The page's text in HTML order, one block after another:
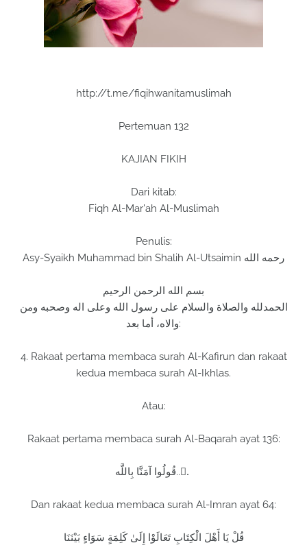
http://t.me/fiqihwanitamuslimah
Pertemuan 132
KAJIAN FIKIH
Dari kitab:
Fiqh Al-Mar'ah Al-Muslimah
Penulis:
Asy-Syaikh Muhammad bin Shalih Al-Utsaimin رحمه الله
بسم الله الرحمن الرحيم
الحمدلله والصلاة والسلام على رسول الله وعلى اله وصحبه ومن
والاه، أما بعد:
4. Rakaat pertama membaca surah Al-Kafirun dan rakaat
kedua membaca surah Al-Ikhlas.
Atau:
Rakaat pertama membaca surah Al-Baqarah ayat 136:
قُولُوا آمَنَّا بِاللَّه...ِ
Dan rakaat kedua membaca surah Al-Imran ayat 64:
قُلْ يَا أَهْلَ الْكِتَابِ تَعَالَوْا إِلَىٰ كَلِمَةٍ سَوَاءٍ بَيْنَنَا